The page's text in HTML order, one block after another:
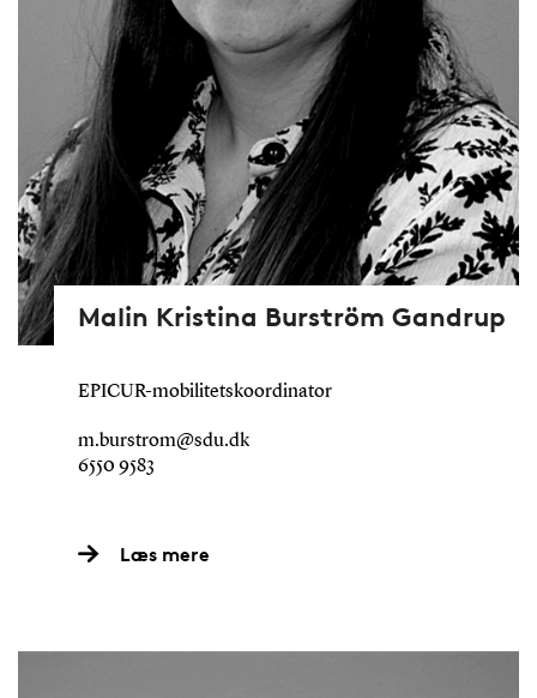
Malin Kristina Burström Gandrup
EPICUR-mobilitetskoordinator
m.burstrom@sdu.dk
6550 9583
Læs mere